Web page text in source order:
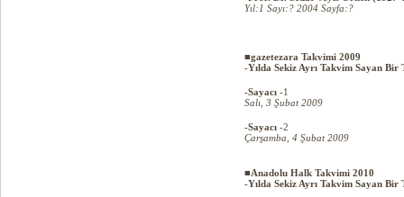
Yıl:1 Sayı:? 2004 Sayfa:?
■gazetezara Takvimi 2009
-Yılda Sekiz Ayrı Takvim Sayan
-Sayacı -1
Salı, 3 Şubat 2009
-Sayacı -2
Çarşamba, 4 Şubat 2009
■Anadolu Halk Takvimi 2010
-Yılda Sekiz Ayrı Takvim Sayan